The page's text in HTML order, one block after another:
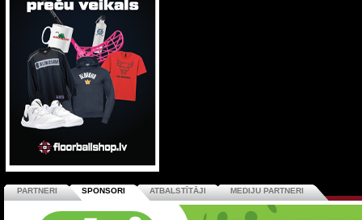
PARTNERI SPONSORI ATBALSTĪTĀJI MEDIJU PARTNERI